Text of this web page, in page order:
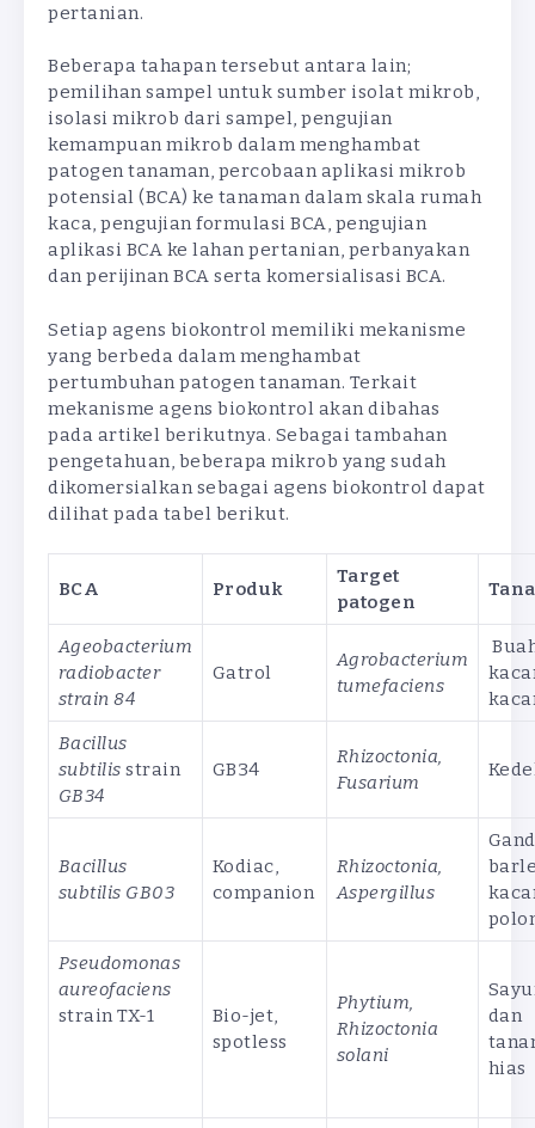
pertanian.
Beberapa tahapan tersebut antara lain;
pemilihan sampel untuk sumber isolat mikrob,
isolasi mikrob dari sampel, pengujian
kemampuan mikrob dalam menghambat
patogen tanaman, percobaan aplikasi mikrob
potensial (BCA) ke tanaman dalam skala rumah
kaca, pengujian formulasi BCA, pengujian
aplikasi BCA ke lahan pertanian, perbanyakan
dan perijinan BCA serta komersialisasi BCA.
Setiap agens biokontrol memiliki mekanisme
yang berbeda dalam menghambat
pertumbuhan patogen tanaman. Terkait
mekanisme agens biokontrol akan dibahas
pada artikel berikutnya. Sebagai tambahan
pengetahuan, beberapa mikrob yang sudah
dikomersialkan sebagai agens biokontrol dapat
dilihat pada tabel berikut.
BCA Produk
Target
patogen
Ageobacterium
radiobacter
strain 84
Gatrol
Agrobacterium
tumefaciens
Bacillus
subtilisstrain
GB34
GB34
Rhizoctonia,
Fusarium
Bacillus
subtilis GB03
Kodiac,
companion
Rhizoctonia,
Aspergillus
Pseudomonas
aureofaciens
strain TX-1
Bio-jet,
spotless
Phytium,
Rhizoctonia
solani
dan
hias